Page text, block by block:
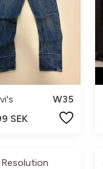
W35
SEK
Resolution